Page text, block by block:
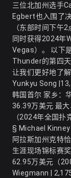
三位北加州选手
Egbert也入围了
（东部时间下午
同时获得2024年
Vegas）。 以下
Thunder的第四
让我们更好地了
Yunkyu Song
韩国首尔 家乡：
36.39万美元 最
（2024年全国扑
§ Michael Kinney
阿拉斯加州克特
生涯现场锦标赛
62.95万美元（
Wiegmann |